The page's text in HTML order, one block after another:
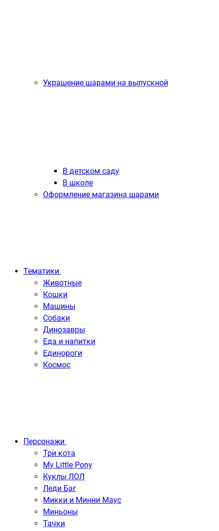
Украшение шарами на выпускной
В детском саду
В школе
Оформление магазина шарами
Тематики
Животные
Кошки
Машины
Собаки
Динозавры
Еда и напитки
Единороги
Космос
Персонажи
Три кота
My Little Pony
Куклы ЛОЛ
Леди Баг
Микки и Минни Маус
Миньоны
Тачки